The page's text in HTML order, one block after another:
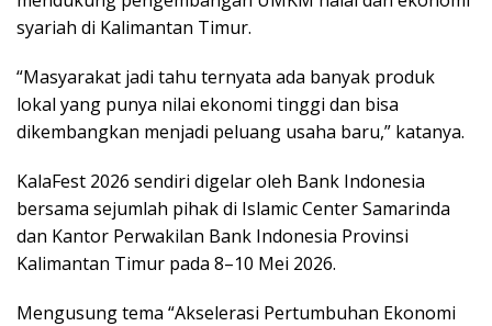
syariah di Kalimantan Timur.
“Masyarakat jadi tahu ternyata ada banyak produk
lokal yang punya nilai ekonomi tinggi dan bisa
dikembangkan menjadi peluang usaha baru,” katanya.
KalaFest 2026 sendiri digelar oleh Bank Indonesia
bersama sejumlah pihak di Islamic Center Samarinda
dan Kantor Perwakilan Bank Indonesia Provinsi
Kalimantan Timur pada 8–10 Mei 2026.
Mengusung tema “Akselerasi Pertumbuhan Ekonomi